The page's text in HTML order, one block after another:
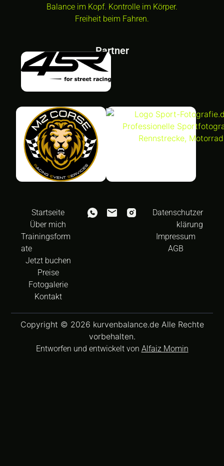
Balance im Kopf. Kontrolle im Körper.
Freiheit beim Fahren.
Partner
Startseite
Über mich
Trainingsform
ate
Jetzt buchen
Preise
Fotogalerie
Kontakt
Datenschutzer
klärung
Impressum
AGB
Copyright © 2026 kurvenbalance.de Alle Rechte
vorbehalten.
Entworfen und entwickelt von Alfaiz Momin